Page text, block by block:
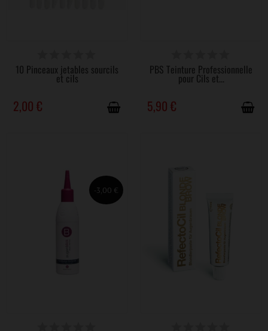
10 Pinceaux jetables sourcils
et cils
2,00 €
PBS Teinture Professionnelle
pour Cils et...
5,90 €
-3,00 €